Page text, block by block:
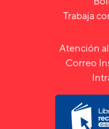
Trabaja
Atención
Correo